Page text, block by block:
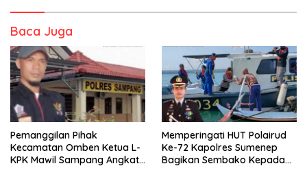
Baca Juga
Pemanggilan Pihak
Kecamatan Omben Ketua L-
KPK Mawil Sampang Angkat
Memperingati HUT Polairud
Ke-72 Kapolres Sumenep
Bagikan Sembako Kepada